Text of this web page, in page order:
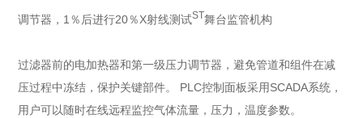
调节器，1％后进行20％X射线测试ST舞台监管机构
过滤器前的电加热器和第一级压力调节器，避免管道和组件在减
压过程中冻结，保护关键部件。 PLC控制面板采用SCADA系统，
用户可以随时在线远程监控气体流量，压力，温度参数。